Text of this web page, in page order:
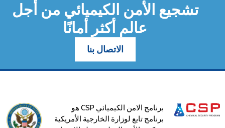
تشجيع الأمن الكيميائي من أجل
عالم أكثر أمانًا
الاتصال بنا
برنامج الامن الكيميائي CSP هو
برنامج تابع لوزارة الخارجية الأمريكية